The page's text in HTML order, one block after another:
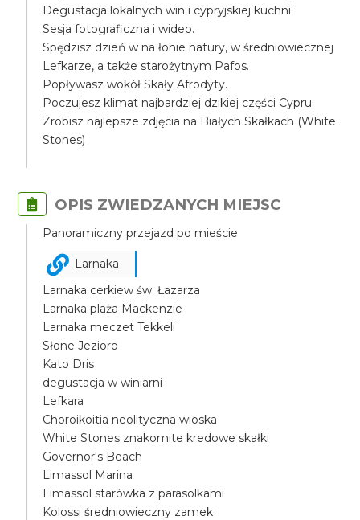
Degustacja lokalnych win i cypryjskiej kuchni.
Sesja fotograficzna i wideo.
Spędzisz dzień w na łonie natury, w średniowiecznej
Lefkarze, a także starożytnym Pafos.
Popływasz wokół Skały Afrodyty.
Poczujesz klimat najbardziej dzikiej części Cypru.
Zrobisz najlepsze zdjęcia na Białych Skałkach (White
Stones)
OPIS ZWIEDZANYCH MIEJSC
Panoramiczny przejazd po mieście
Larnaka
Larnaka cerkiew św. Łazarza
Larnaka plaża Mackenzie
Larnaka meczet Tekkeli
Słone Jezioro
Kato Dris
degustacja w winiarni
Lefkara
Choroikoitia neolityczna wioska
White Stones znakomite kredowe skałki
Governor's Beach
Limassol Marina
Limassol starówka z parasolkami
Kolossi średniowieczny zamek